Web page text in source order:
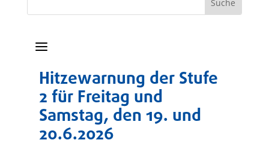
a
Hitzewarnung der Stufe
2 für Freitag und
Samstag, den 19. und
20.6.2026